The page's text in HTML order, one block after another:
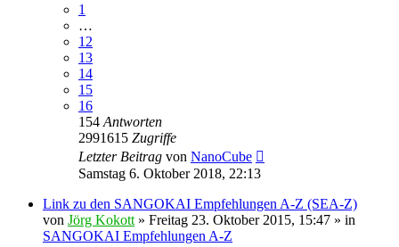
1
…
12
13
14
15
16
154 Antworten
2991615 Zugriffe
Letzter Beitrag von NanoCube
Samstag 6. Oktober 2018, 22:13
Link zu den SANGOKAI Empfehlungen A-Z (SEA-Z)
von Jörg Kokott » Freitag 23. Oktober 2015, 15:47 » in
SANGOKAI Empfehlungen A-Z